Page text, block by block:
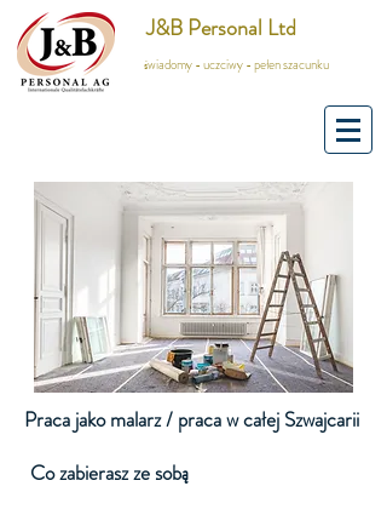
J&B Personal Ltd
świadomy - uczciwy - pełen szacunku
Praca jako malarz / praca w całej Szwajcarii
Co zabierasz ze sobą